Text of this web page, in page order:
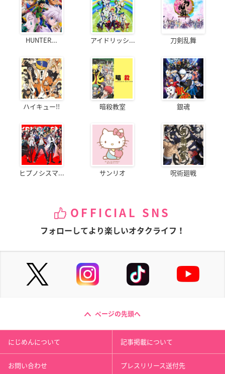
HUNTER... アイドリッシ... 刀剣乱舞
ハイキュー!! 暗殺教室 銀魂
ヒプノシスマ... サンリオ 呪術廻戦
OFFICIAL SNS
フォローしてより楽しいオタクライフ！
ページの先頭へ
にじめんについて 記事掲載について
お問い合わせ プレスリリース送付先